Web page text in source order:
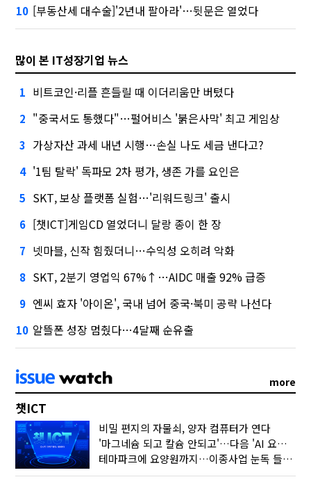
10 [부동산세 대수술]'2년내 팔아라'…뒷문은 열었다
많이 본 IT성장기업 뉴스
1 비트코인·리플 흔들릴 때 이더리움만 버텼다
2 "중국서도 통했다"…펄어비스 '붉은사막' 최고 게임상
3 가상자산 과세 내년 시행…손실 나도 세금 낸다고?
4 '1팀 탈락' 독파모 2차 평가, 생존 가를 요인은
5 SKT, 보상 플랫폼 실험…'리워드링크' 출시
6 [챗ICT]게임CD 열었더니 달랑 종이 한 장
7 넷마블, 신작 힘줬더니…수익성 오히려 악화
8 SKT, 2분기 영업익 67%↑…AIDC 매출 92% 급증
9 엔씨 효자 '아이온', 국내 넘어 중국·북미 공략 나선다
10 알뜰폰 성장 멈췄다…4달째 순유출
more
챗ICT
비밀 편지의 자물쇠, 양자 컴퓨터가 연다
'마그네슘 되고 칼슘 안되고'…다음 'AI 요약' 갈 길은
테마파크에 요양원까지…이종사업 눈독 들이는 게임사